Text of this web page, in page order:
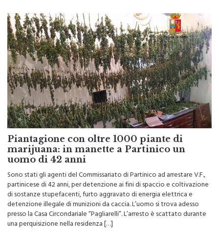
Piantagione con oltre 1000 piante di
marijuana: in manette a Partinico un
uomo di 42 anni
Sono stati gli agenti del Commissariato di Partinico ad arrestare V.F.,
partinicese di 42 anni, per detenzione ai fini di spaccio e coltivazione
di sostanze stupefacenti, furto aggravato di energia elettrica e
detenzione illegale di munizioni da caccia. L’uomo si trova adesso
presso la Casa Circondariale “Pagliarelli”. L’arresto è scattato durante